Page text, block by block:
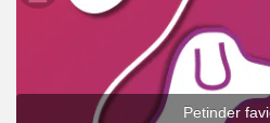
Petinder